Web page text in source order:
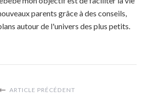
parents grâce à des conseils,
autour de l'univers des plus petits.
ARTICLE PRÉCÉDENT